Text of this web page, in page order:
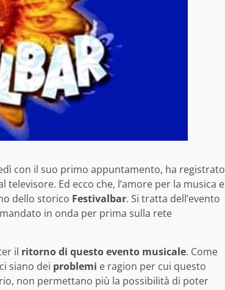
con il suo primo appuntamento, ha registrato
Ed ecco che, l’amore per la musica e
dello storico Festivalbar. Si tratta dell’evento
in onda per prima sulla rete
il ritorno di questo evento musicale. Come
siano dei problemi e ragion per cui questo
non permettano più la possibilità di poter